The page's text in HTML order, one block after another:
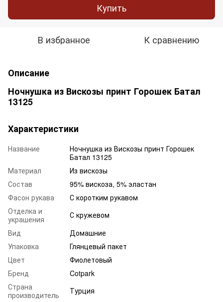
Купить
В избранное К сравнению
Описание
Ночнушка из Вискозы принт Горошек Батал
13125
Характеристики
Название
Ночнушка из Вискозы принт Горошек
Батал 13125
Материал
Из вискозы
Состав
95% вискоза, 5% эластан
Фасон рукава
С коротким рукавом
Отделка и
украшения
С кружевом
Вид
Домашние
Упаковка
Глянцевый пакет
Цвет
Фиолетовый
Бренд
Cotpark
Страна
производитель
Турция